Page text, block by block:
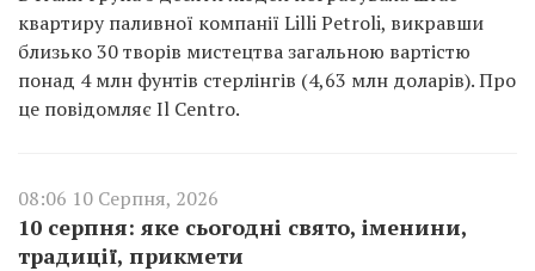
квартиру паливної компанії Lilli Petroli, викравши
близько 30 творів мистецтва загальною вартістю
понад 4 млн фунтів стерлінгів (4,63 млн доларів). Про
це повідомляє Il Centro.
08:06 10 Серпня, 2026
10 серпня: яке сьогодні свято, іменини,
традиції, прикмети